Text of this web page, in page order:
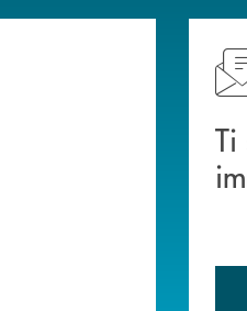
nostre&nbsp; filiali . Ti
Ti